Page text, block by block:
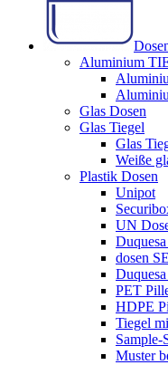
Aluminium
Glas Dosen
Glas Tiegel
Glas
Weiße
Plastik Dosen
Unipot
UN
dosen
PET
HDPE
Tiegel
Sample-
Muster